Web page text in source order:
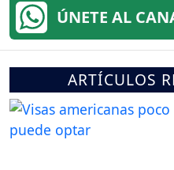
ÚNETE AL
ARTÍCULOS